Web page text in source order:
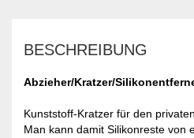
BESCHREIBUNG
Abzieher/Kratzer/
Kunststoff-Kratzer für den
Man kann damit Silikonreste von